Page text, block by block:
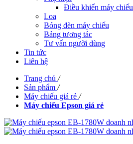
Điều khiển máy chiếu
Loa
Bóng đèn máy chiếu
Bảng tương tác
Tư vấn người dùng
Tin tức
Liên hệ
Trang chủ /
Sản phẩm /
Máy chiếu giá rẻ /
Máy chiếu Epson giá rẻ